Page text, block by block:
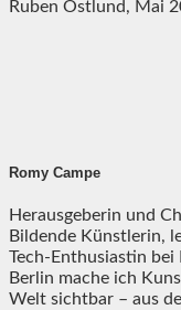
Ruben Östlund, Mai
Romy Campe
Herausgeberin und
Bildende Künstlerin,
Tech-Enthusiastin
Berlin mache ich
Welt sichtbar – aus